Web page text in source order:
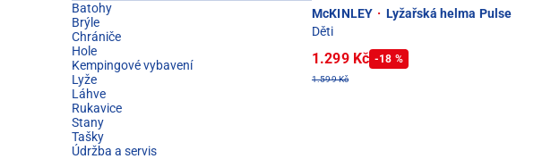
Batohy
Brýle
Chrániče
Hole
Kempingové vybavení
Lyže
Láhve
Rukavice
Stany
Tašky
Údržba a servis
McKINLEY · Lyžařská helma Pulse
Děti
1.299 Kč -18 %
1.599 Kč